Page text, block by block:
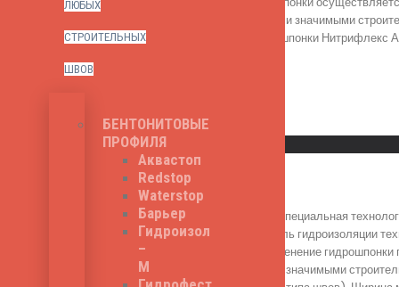
ЛЮБЫХ
СТРОИТЕЛЬНЫХ
ШВОВ
БЕНТОНИТОВЫЕ
ПРОФИЛЯ
Аквастоп
Redstop
Waterstop
Барьер
Гидроизол
–
М
и утвержденного всеми значимыми
Общая ширина гидрошпонки
Read More
Бесафлекс СС 150
Бесафлекс СС 150 - специальная
шпонка выполняет роль гидроизоляции
бетонных работ. Применение
утвержденного всеми значимыми